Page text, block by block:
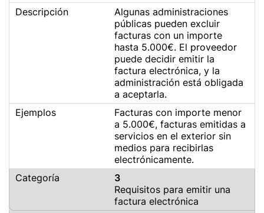
Algunas administraciones
públicas pueden excluir
facturas con un importe
hasta 5.000€. El proveedor
puede decidir emitir la
factura electrónica, y la
administración está obligada
a aceptarla.
Facturas con importe menor
a 5.000€, facturas emitidas a
servicios en el exterior sin
medios para recibirlas
electrónicamente.
3
Requisitos para emitir una
factura electrónica